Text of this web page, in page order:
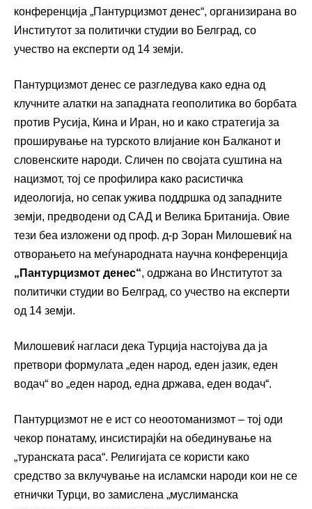
конференција „Пантурцизмот денес“, организирана во
Институтот за политички студии во Белград, со
учество на експерти од 14 земји.
Пантурцизмот денес се разгледува како една од
клучните алатки на западната геополитика во борбата
против Русија, Кина и Иран, но и како стратегија за
проширување на турското влијание кон Балканот и
словенските народи. Сличен по својата суштина на
нацизмот, тој се профилира како расистичка
идеологија, но сепак ужива поддршка од западните
земји, предводени од САД и Велика Британија. Овие
тези беа изложени од проф. д-р Зоран Милошевиќ на
отворањето на меѓународната научна конференција
„Пантурцизмот денес“, одржана во Институтот за
политички студии во Белград, со учество на експерти
од 14 земји.
Милошевиќ нагласи дека Турција настојува да ја
претвори формулата „еден народ, еден јазик, еден
водач“ во „еден народ, една држава, еден водач“.
Пантурцизмот не е ист со неоотоманизмот – тој оди
чекор понатаму, инсистирајќи на обединување на
„туранската раса“. Религијата се користи како
средство за вклучување на исламски народи кои не се
етнички Турци, во замислена „муслиманска